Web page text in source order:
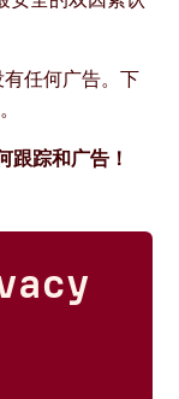
任何广告。下
跟踪和广告！